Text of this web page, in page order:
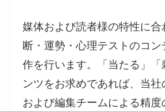
媒体および読者様の特性に合
断・運勢・心理テストのコン
作を行います。「当たる」「
ンツをお求めであれば、当
および編集チームによる精度